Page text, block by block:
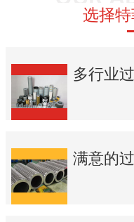
选择
多行业
满意的